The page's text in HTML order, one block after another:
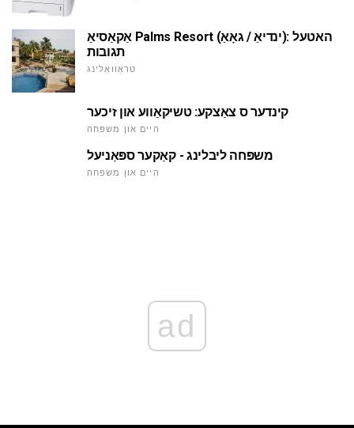
אַקאַסיאַ Palms Resort (ינדיאַ / גאָאַ): האטעל
תגובות
טראַוואַלינג
קינדער ס צאַצקע: טשיקאַווע און זיכער
היים און משפּחה
משפּחה ליבלינג - קאַקער ספּאַניעל
היים און משפּחה
ad